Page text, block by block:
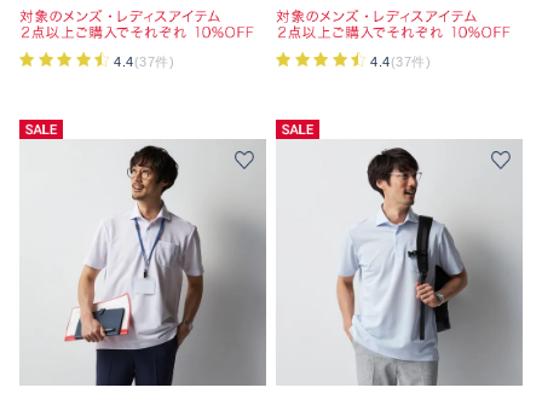
4.4(37件) 4.4(37件)